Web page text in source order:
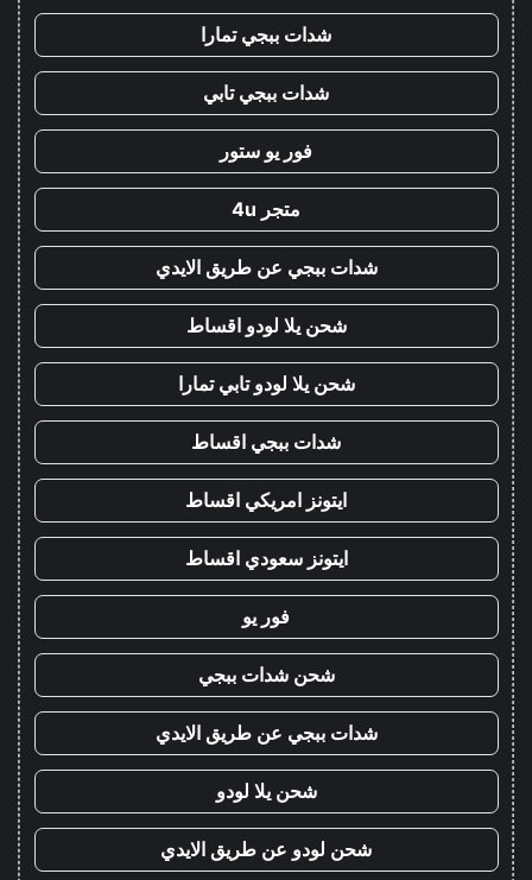
شدات ببجي تمارا
شدات ببجي تابي
فور يو ستور
متجر 4u
شدات ببجي عن طريق الايدي
شحن يلا لودو اقساط
شحن يلا لودو تابي تمارا
شدات ببجي اقساط
ايتونز امريكي اقساط
ايتونز سعودي اقساط
فور يو
شحن شدات ببجي
شدات ببجي عن طريق الايدي
شحن يلا لودو
شحن لودو عن طريق الايدي